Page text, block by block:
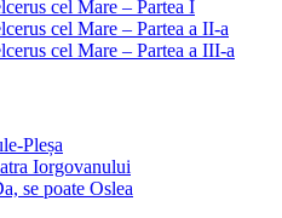
cel Mare – Partea I
cel Mare – Partea a II-a
cel Mare – Partea a III-a
Pleșa
Iorgovanului
se poate Oslea